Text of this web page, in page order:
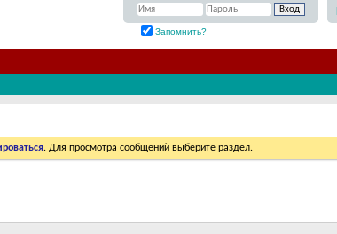
Запомнить?
. Для просмотра сообщений выберите раздел.